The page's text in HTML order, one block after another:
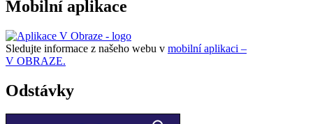
Mobilní aplikace
Sledujte informace z našeho webu v mobilní aplikaci –
V OBRAZE.
Odstávky